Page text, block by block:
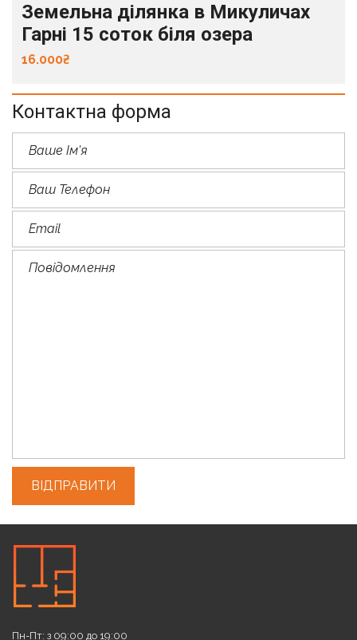
Земельна ділянка в Микуличах
Гарні 15 соток біля озера
16.000₴
Контактна форма
Пн-Пт: з 09:00 до 19:00